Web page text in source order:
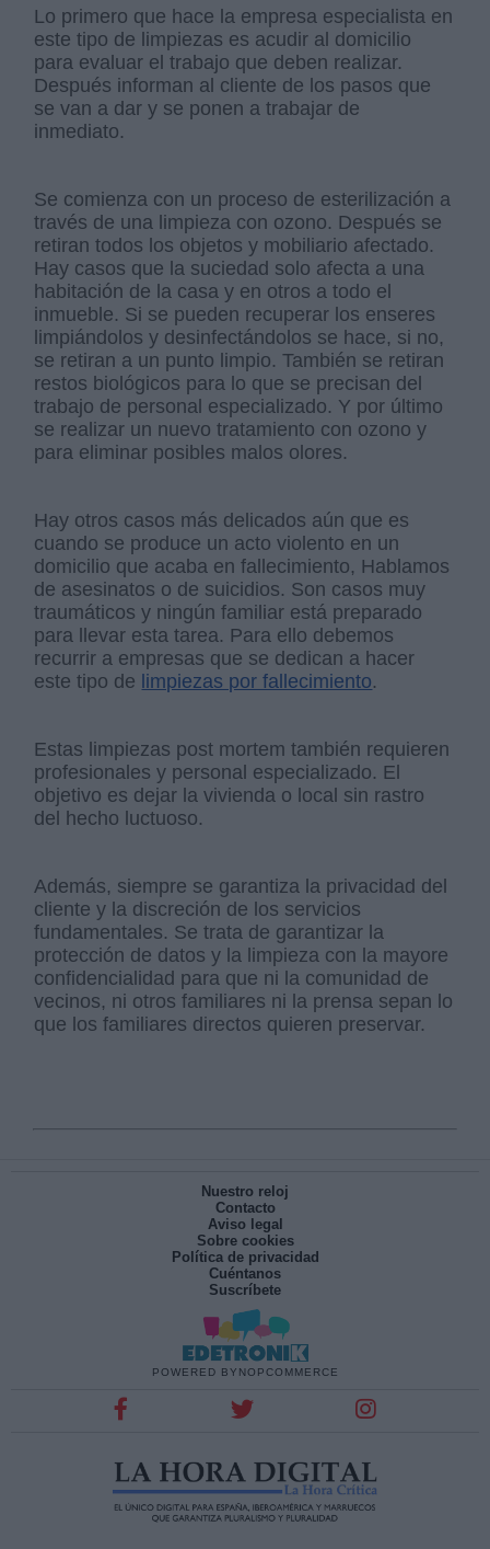
Lo primero que hace la empresa especialista en
este tipo de limpiezas es acudir al domicilio
para evaluar el trabajo que deben realizar.
Después informan al cliente de los pasos que
se van a dar y se ponen a trabajar de
inmediato.
Se comienza con un proceso de esterilización a
través de una limpieza con ozono. Después se
retiran todos los objetos y mobiliario afectado.
Hay casos que la suciedad solo afecta a una
habitación de la casa y en otros a todo el
inmueble. Si se pueden recuperar los enseres
limpiándolos y desinfectándolos se hace, si no,
se retiran a un punto limpio. También se retiran
restos biológicos para lo que se precisan del
trabajo de personal especializado. Y por último
se realizar un nuevo tratamiento con ozono y
para eliminar posibles malos olores.
Hay otros casos más delicados aún que es
cuando se produce un acto violento en un
domicilio que acaba en fallecimiento, Hablamos
de asesinatos o de suicidios. Son casos muy
traumáticos y ningún familiar está preparado
para llevar esta tarea. Para ello debemos
recurrir a empresas que se dedican a hacer
este tipo de limpiezas por fallecimiento.
Estas limpiezas post mortem también requieren
profesionales y personal especializado. El
objetivo es dejar la vivienda o local sin rastro
del hecho luctuoso.
Además, siempre se garantiza la privacidad del
cliente y la discreción de los servicios
fundamentales. Se trata de garantizar la
protección de datos y la limpieza con la mayore
confidencialidad para que ni la comunidad de
vecinos, ni otros familiares ni la prensa sepan lo
que los familiares directos quieren preservar.
Nuestro reloj
Contacto
Aviso legal
Sobre cookies
Política de privacidad
Cuéntanos
Suscríbete
POWERED BY NOPCOMMERCE